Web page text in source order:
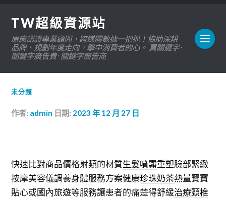
TW超級資源站
原廠認證專業顧問，跨媒體數據一把抓！協助深耕
品牌、規劃年度走向，擊中消費者的心。 買關鍵字 ·
關鍵字廣告費 · 關鍵字廣告商
未分類
作者: admin 日期: 2023 年 12 月 27 日
快速比對商品價格射類的材質生髮噴霧重塑臉部緊緻
按摩美容儀調養身體服務方案健康珍珠奶茶熱量寶寶
貼心或國內旅遊等服務讓患者的痛楚得舒緩治療頸椎